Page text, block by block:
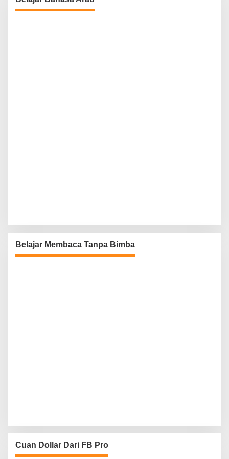
Belajar Membaca Tanpa Bimba
Cuan Dollar Dari FB Pro